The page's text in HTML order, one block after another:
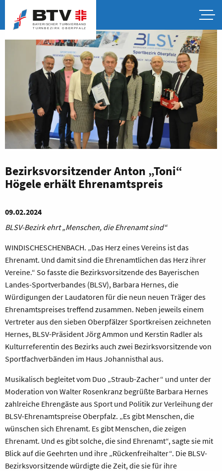
Bezirksvorsitzender Anton „Toni“
Högele erhält Ehrenamtspreis
09.02.2024
BLSV-Bezirk ehrt „Menschen, die Ehrenamt sind“
WINDISCHESCHENBACH. „Das Herz eines Vereins ist das
Ehrenamt. Und damit sind die Ehrenamtlichen das Herz ihrer
Vereine.“ So fasste die Bezirksvorsitzende des Bayerischen
Landes-Sportverbandes (BLSV), Barbara Hernes, die
Würdigungen der Laudatoren für die neun neuen Träger des
Ehrenamtspreises treffend zusammen. Neben jeweils einem
Vertreter aus den sieben Oberpfälzer Sportkreisen zeichneten
Hernes, BLSV-Präsident Jörg Ammon und Kerstin Radler als
Kulturreferentin des Bezirks auch zwei Bezirksvorsitzende von
Sportfachverbänden im Haus Johannisthal aus.
Musikalisch begleitet vom Duo „Straub-Zacher“ und unter der
Moderation von Walter Rosenkranz begrüßte Barbara Hernes
zahlreiche Ehrengäste aus Sport und Politik zur Verleihung der
BLSV-Ehrenamtspreise Oberpfalz. „Es gibt Menschen, die
wünschen sich Ehrenamt. Es gibt Menschen, die zeigen
Ehrenamt. Und es gibt solche, die sind Ehrenamt“, sagte sie mit
Blick auf die Geehrten und ihre „Rückenfreihalter“. Die BLSV-
Bezirksvorsitzende würdigte die Zeit, die sie für ihre